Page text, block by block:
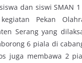
dan siswi SMAN
Pekan
Serang yang
6 piala di
juga membawa 2